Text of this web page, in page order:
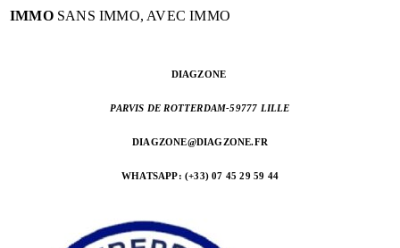
IMMO SANS IMMO, AVEC IMMO
DIAGZONE
PARVIS DE ROTTERDAM-59777 LILLE
DIAGZONE@DIAGZONE.FR
WHATSAPP: (+33) 07 45 29 59 44